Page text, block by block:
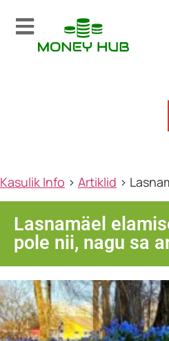
Kasulik Info > Artiklid >
Lasnamäel
pole nii, nagu sa